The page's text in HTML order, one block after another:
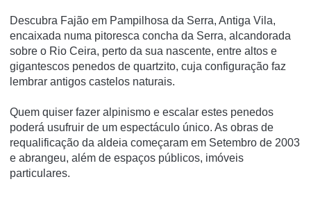
Descubra Fajão em Pampilhosa da Serra, Antiga Vila,
encaixada numa pitoresca concha da Serra, alcandorada
sobre o Rio Ceira, perto da sua nascente, entre altos e
gigantescos penedos de quartzito, cuja configuração faz
lembrar antigos castelos naturais.
Quem quiser fazer alpinismo e escalar estes penedos
poderá usufruir de um espectáculo único. As obras de
requalificação da aldeia começaram em Setembro de 2003
e abrangeu, além de espaços públicos, imóveis
particulares.